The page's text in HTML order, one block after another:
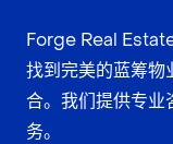
Forge Real
找到完美的蓝筹物
合。我们提供专业
务。